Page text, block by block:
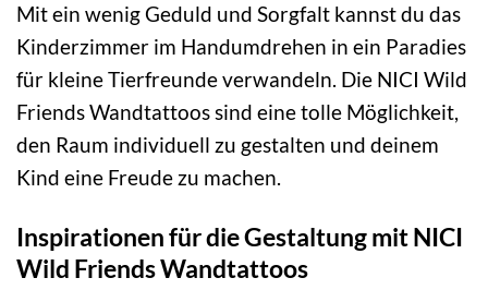
Mit ein wenig Geduld und Sorgfalt kannst du das
Kinderzimmer im Handumdrehen in ein Paradies
für kleine Tierfreunde verwandeln. Die NICI Wild
Friends Wandtattoos sind eine tolle Möglichkeit,
den Raum individuell zu gestalten und deinem
Kind eine Freude zu machen.
Inspirationen für die Gestaltung mit NICI
Wild Friends Wandtattoos